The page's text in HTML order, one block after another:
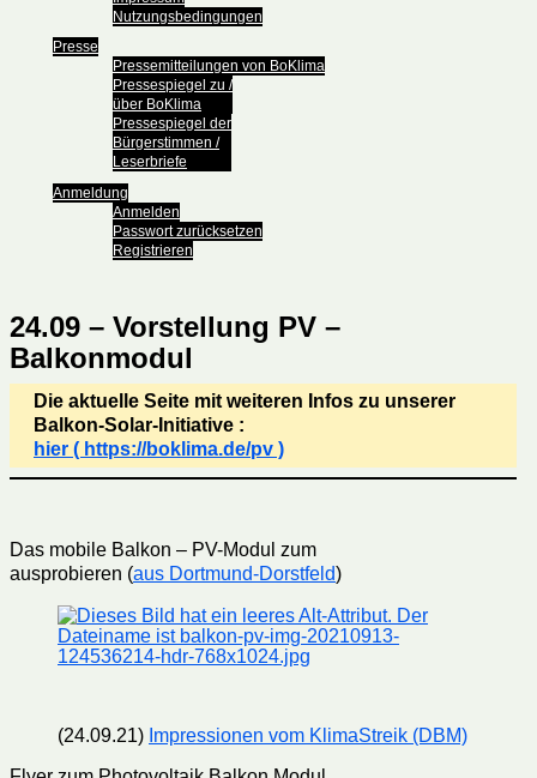
Nutzungsbedingungen
Presse
Pressemitteilungen von BoKlima
Pressespiegel zu /
über BoKlima
Pressespiegel der
Bürgerstimmen /
Leserbriefe
Anmeldung
Anmelden
Passwort zurücksetzen
Registrieren
24.09 – Vorstellung PV –
Balkonmodul
Die aktuelle Seite mit weiteren Infos zu unserer
Balkon-Solar-Initiative :
hier ( https://boklima.de/pv )
Das mobile Balkon – PV-Modul zum
ausprobieren (aus Dortmund-Dorstfeld)
(24.09.21) Impressionen vom KlimaStreik (DBM)